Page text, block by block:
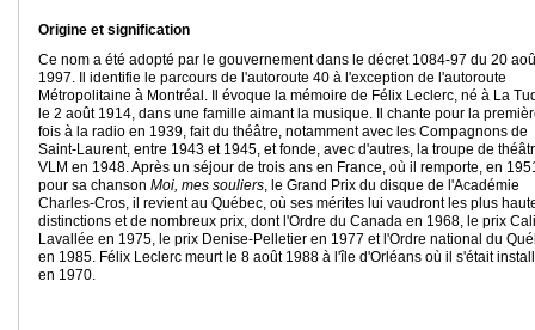
Origine et signification
Ce nom a été adopté par le gouvernement dans le décret 1084-97 du 20
1997. Il identifie le parcours de l'autoroute 40 à l'exception de l'autoroute
Métropolitaine à Montréal. Il évoque la mémoire de Félix Leclerc, né à La
le 2 août 1914, dans une famille aimant la musique. Il chante pour la
fois à la radio en 1939, fait du théâtre, notamment avec les Compagnons de
Saint-Laurent, entre 1943 et 1945, et fonde, avec d'autres, la troupe de
VLM en 1948. Après un séjour de trois ans en France, où il remporte, en
pour sa chanson Moi, mes souliers, le Grand Prix du disque de l'Académie
Charles-Cros, il revient au Québec, où ses mérites lui vaudront les plus
distinctions et de nombreux prix, dont l'Ordre du Canada en 1968, le prix
Lavallée en 1975, le prix Denise-Pelletier en 1977 et l'Ordre national du
en 1985. Félix Leclerc meurt le 8 août 1988 à l'île d'Orléans où il s'était
en 1970.